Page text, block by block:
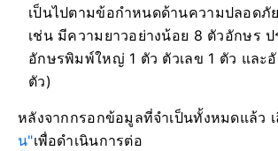
เป็นไปตามข้อกำหนดด้านความปลอดภั
เช่น มีความยาวอย่างน้อย 8 ตัวอักษร
อักษรพิมพ์ใหญ่ 1 ตัว ตัวเลข 1 ตัว และอั
ตัว)
หลังจากกรอกข้อมูลที่จำเป็นทั้งหมดแล้ว
น"เพื่อดำเนินการต่อ